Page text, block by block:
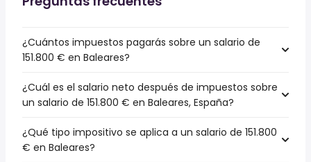
¿Cuántos impuestos pagarás sobre un salario de
151.800 € en Baleares?
¿Cuál es el salario neto después de impuestos sobre
un salario de 151.800 € en Baleares, España?
¿Qué tipo impositivo se aplica a un salario de 151.800
€ en Baleares?